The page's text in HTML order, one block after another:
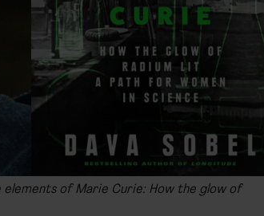
elements of Marie Curie: How the glow of